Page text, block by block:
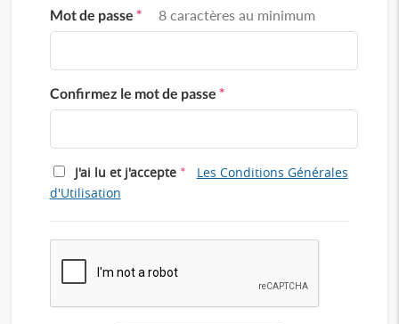
Mot de passe * 8 caractères au minimum
Confirmez le mot de passe *
J'ai lu et j'accepte *
Les Conditions Générales
d'Utilisation